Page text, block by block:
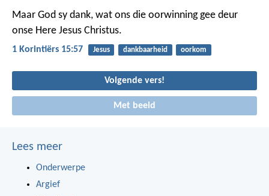
Maar God sy dank, wat ons die oorwinning gee deur
onse Here Jesus Christus.
1 Korintiërs 15:57 Jesus dankbaarheid oorkom
Volgende vers!
Met beeld
Lees meer
Onderwerpe
Argief